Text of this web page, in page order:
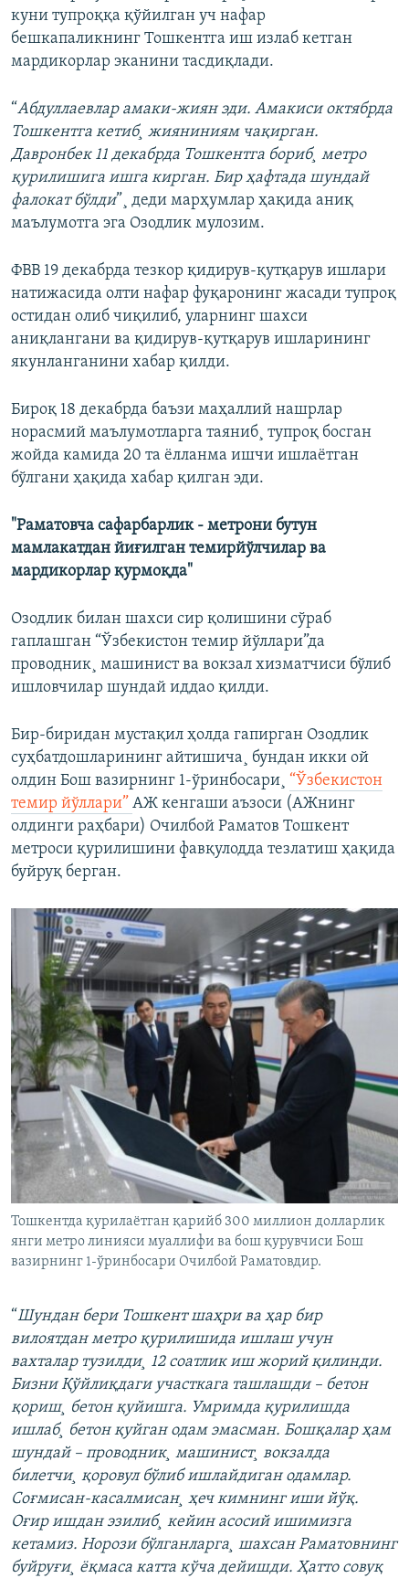
куни тупроққа қўйилган уч нафар
бешкапаликнинг Тошкентга иш излаб кетган
мардикорлар эканини тасдиқлади.
“Абдуллаевлар амаки-жиян эди. Амакиси октябрда
Тошкентга кетиб¸ жияниниям чақирган.
Давронбек 11 декабрда Тошкентга бориб¸ метро
қурилишига ишга кирган. Бир ҳафтада шундай
фалокат бўлди”¸ деди марҳумлар ҳақида аниқ
маълумотга эга Озодлик мулозим.
ФВВ 19 декaбрда тезкор қидирув-қутқарув ишлари
натижасида олти нафар фуқаронинг жасади тупроқ
остидан олиб чиқилиб, уларнинг шахси
аниқлангани ва қидирув-қутқарув ишларининг
якунланганини хабар қилди.
Бироқ 18 декабрда баъзи маҳаллий нашрлар
норасмий маълумотларга таяниб¸ тупроқ босган
жойда камида 20 та ëлланма ишчи ишлаëтган
бўлгани ҳақида хабар қилган эди.
"Раматовча сафарбарлик - метрони бутун
мамлакатдан йиғилган темирйўлчилар ва
мардикорлар қурмоқда"
Озодлик билан шахси сир қолишини сўраб
гаплашган “Ўзбекистон темир йўллари”да
проводник¸ машинист ва вокзал хизматчиси бўлиб
ишловчилар шундай иддао қилди.
Бир-биридан мустақил ҳолда гапирган Озодлик
суҳбатдошларининг айтишича¸ бундан икки ой
олдин Бош вазирнинг 1-ўринбосари¸ “Ўзбекистон
темир йўллари” АЖ кенгаши аъзоси (АЖнинг
олдинги раҳбари) Очилбой Раматов Тошкент
метроси қурилишини фавқулодда тезлатиш ҳақида
буйруқ берган.
Тошкентда қурилаëтган қарийб 300 миллион долларлик
янги метро линияси муаллифи ва бош қурувчиси Бош
вазирнинг 1-ўринбосари Очилбой Раматовдир.
“Шундан бери Тошкент шаҳри ва ҳар бир
вилоятдан метро қурилишида ишлаш учун
вахталар тузилди¸ 12 соатлик иш жорий қилинди.
Бизни Қўйлиқдаги участкага ташлашди – бетон
қориш¸ бетон қуйишга. Умримда қурилишда
ишлаб¸ бетон қуйган одам эмасман. Бошқалар ҳам
шундай – проводник¸ машинист¸ вокзалда
билетчи¸ қоровул бўлиб ишлайдиган одамлар.
Соғмисан-касалмисан¸ ҳеч кимнинг иши йўқ.
Оғир ишдан эзилиб¸ кейин асосий ишимизга
кетамиз. Норози бўлганларга¸ шахсан Раматовнинг
буйруғи¸ ëқмаса катта кўча дейишди. Ҳатто совуқ